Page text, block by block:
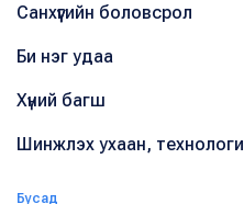
Санхүүгийн боловсрол
Би нэг удаа
Хүний багш
Шинжлэх ухаан, технологи
Бусад